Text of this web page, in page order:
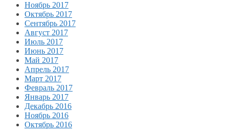
Ноябрь 2017
Октябрь 2017
Сентябрь 2017
Август 2017
Июль 2017
Июнь 2017
Май 2017
Апрель 2017
Март 2017
Февраль 2017
Январь 2017
Декабрь 2016
Ноябрь 2016
Октябрь 2016